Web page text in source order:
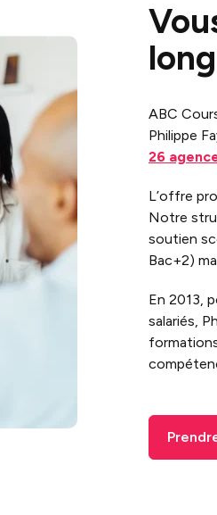
ABC
Philippe
26
L’offre
Notre
soutien
Bac+2)
En 2013,
salariés,